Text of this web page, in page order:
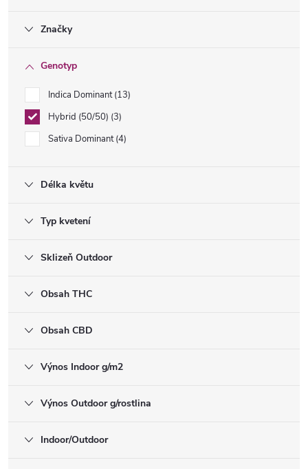
Značky
Genotyp
Indica Dominant 13
Hybrid (50/50) 3
Sativa Dominant 4
Délka květu
Typ kvetení
Sklizeň Outdoor
Obsah THC
Obsah CBD
Výnos Indoor g/m2
Výnos Outdoor g/rostlina
Indoor/Outdoor